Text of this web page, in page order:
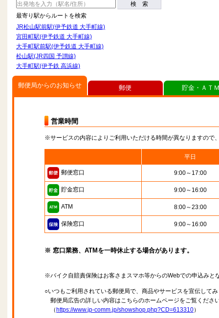
検 索
最寄り駅からルートを検索
JR松山駅前駅(伊予鉄道 大手町線)
宮田町駅(伊予鉄道 大手町線)
大手町駅前駅(伊予鉄道 大手町線)
松山駅(JR四国 予讃線)
大手町駅(伊予鉄 高浜線)
郵便局からのお知らせ
営業時間
※サービスの内容によりご利用いただける時間が異なりますので
平日
郵便窓口 9:00～17:00
貯金窓口 9:00～16:00
ATM 8:00～23:00
保険窓口 9:00～16:00
※ 窓口業務、ATMを一時休止する場合があります。
※バイク自賠責保険はお客さまスマホ等からのWebでの申込みと
○いつもご利用されている郵便局で、商品やサービスを宣伝して
郵便局広告の詳しい内容はこちらのホームページをご覧くださ
（ https://www.jp-comm.jp/showshop.php?CD=613310）
郵便 貯金・ＡＴ